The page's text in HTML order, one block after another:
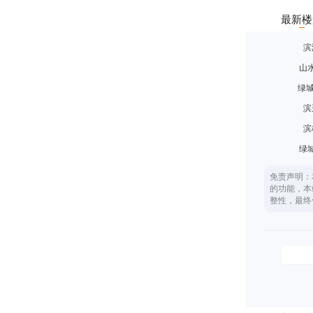
最新
山
绿
绿
免责声明
的功能，
整性，最